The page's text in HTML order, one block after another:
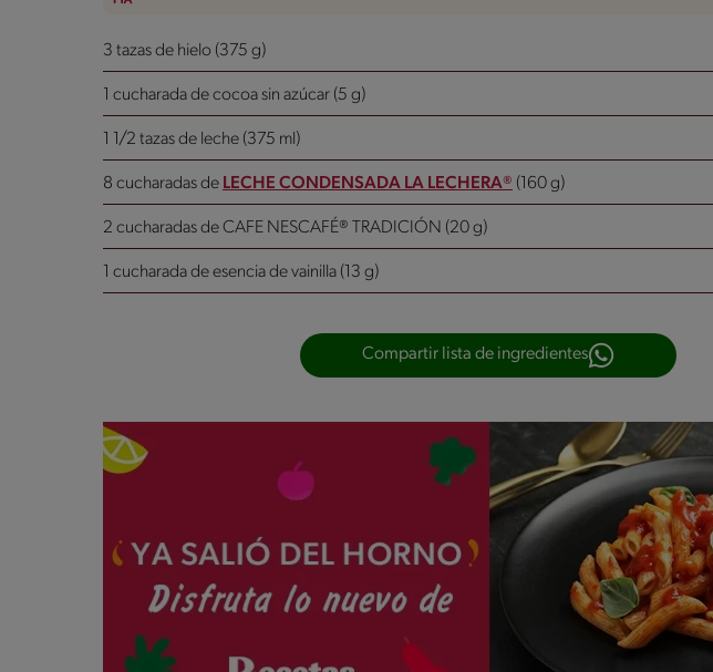
3 tazas de hielo (375 g)
1 cucharada de cocoa sin azúcar (5 g)
1 1/2 tazas de leche (375 ml)
8 cucharadas de LECHE CONDENSADA LA LECHERA® (160 g)
2 cucharadas de CAFE NESCAFÉ® TRADICIÓN (20 g)
1 cucharada de esencia de vainilla (13 g)
Compartir lista de ingredientes